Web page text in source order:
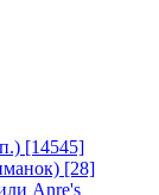
[14545]
[28]
Anre's